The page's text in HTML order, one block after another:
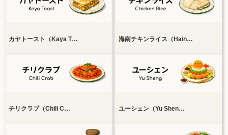
カヤトースト（Kaya T… 海南チキンライス（Hain…
チリクラブ（Chili C… ユーシェン（Yu Shen…